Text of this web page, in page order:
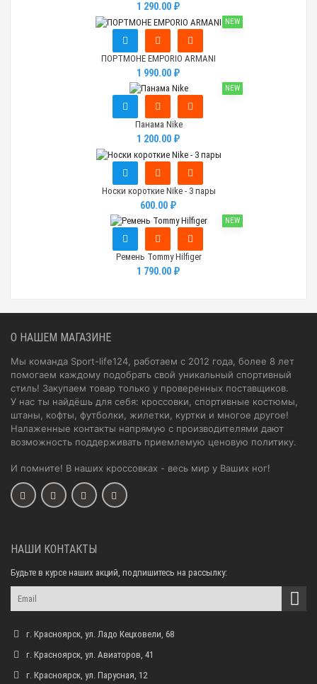
1 290.00 ₽
NEW
ПОРТМОНЕ EMPORIO ARMANI
1 990.00 ₽
NEW
Панама Nike
1 200.00 ₽
Носки короткие Nike - 3 пары
600.00 ₽
NEW
Ремень Tommy Hilfiger
1 790.00 ₽
О НАШЕМ МАГАЗИНЕ
Мы команда Sport-life124, работаем с 2012 года, более 8 лет
помогаем каждому подобрать свой уникальный спортивный
стиль! Закупаем товар только у проверенных поставщиков.
У нас ты найдёшь для себя: кроссовки, спортивные костюмы,
штаны, кофты, футболки, жилетки, куртки и многое другое!
Налаженные контакты напрямую с производителями дают
возможность поддерживать приемлемую ценовую политику.
И помните! В наших кроссовках - весь мир у Ваших ног!
НАШИ КОНТАКТЫ
Будьте в курсе наших акций, подпишитесь на рассылку:
г. Красноярск, ул. Ладо Кецховели, 68
г. Красноярск, ул. Авиаторов, 41
г. Красноярск, ул. Парусная, 12